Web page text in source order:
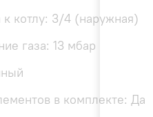
котлу: 3/4 (наружная)
газа: 13 мбар
в комплекте: Да